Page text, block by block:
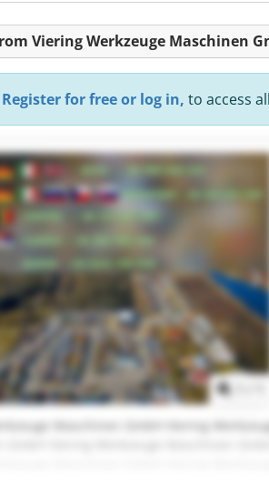
Viering Werkzeuge Maschinen
Register for free or log in, to access
Maschinen GmbH Viering